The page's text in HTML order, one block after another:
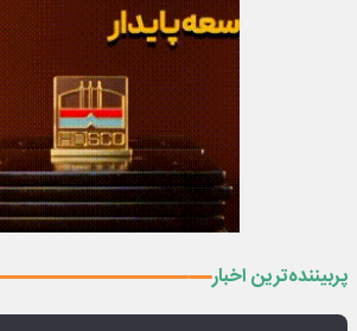
پربیننده‌ترین اخبار